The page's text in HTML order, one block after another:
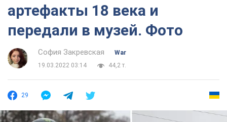
артефакты 18 века и
передали в музей. Фото
София Закревская
War
19.03.2022 03:14
44,2 т.
29